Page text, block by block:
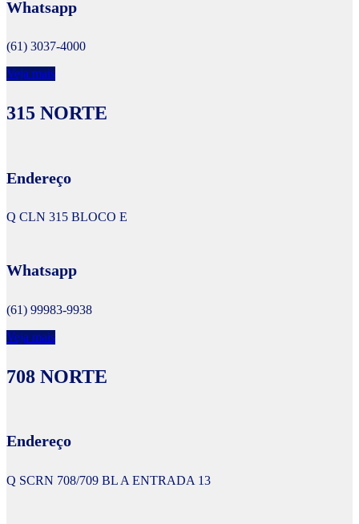
Whatsapp
(61) 3037-4000
Veja mais
315 NORTE
Endereço
Q CLN 315 BLOCO E
Whatsapp
(61) 99983-9938
Veja mais
708 NORTE
Endereço
Q SCRN 708/709 BL A ENTRADA 13